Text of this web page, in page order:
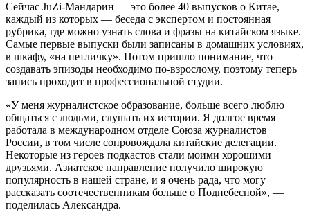
Сейчас JuZi-Мандарин — это более 40 выпусков о Китае,
каждый из которых — беседа с экспертом и постоянная
рубрика, где можно узнать слова и фразы на китайском языке.
Самые первые выпуски были записаны в домашних условиях,
в шкафу, «на петличку». Потом пришло понимание, что
создавать эпизоды необходимо по-взрослому, поэтому теперь
запись проходит в профессиональной студии.
«У меня журналистское образование, больше всего люблю
общаться с людьми, слушать их истории. Я долгое время
работала в международном отделе Союза журналистов
России, в том числе сопровождала китайские делегации.
Некоторые из героев подкастов стали моими хорошими
друзьями. Азиатское направление получило широкую
популярность в нашей стране, и я очень рада, что могу
рассказать соотечественникам больше о Поднебесной», —
поделилась Александра.